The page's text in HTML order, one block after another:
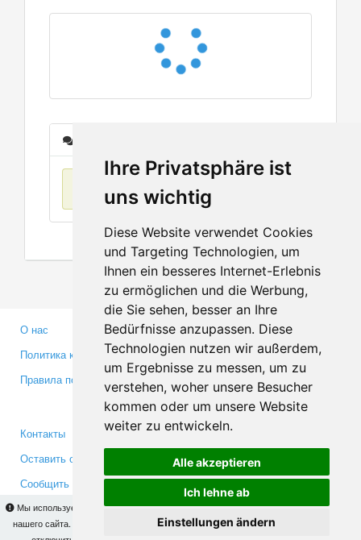
Ihre Privatsphäre ist
uns wichtig
Diese Website verwendet Cookies
und Targeting Technologien, um
Ihnen ein besseres Internet-Erlebnis
zu ermöglichen und die Werbung,
die Sie sehen, besser an Ihre
Bedürfnisse anzupassen. Diese
Technologien nutzen wir außerdem,
um Ergebnisse zu messen, um zu
verstehen, woher unsere Besucher
kommen oder um unsere Website
weiter zu entwickeln.
Alle akzeptieren
Ich lehne ab
Einstellungen ändern
Мы используем cookies для того, чтобы Вы могли использовать весь функционал
нашего сайта. На
Вы сможете узнать подробности и, при желании,
О нас
Политика конфиденциальности
Правила пользования
Партнерам
Инвесторам
Медиа
Контакты
Оставить отзыв
Сообщить об ошибке
Facebook
Twitter
YouTube
Google+